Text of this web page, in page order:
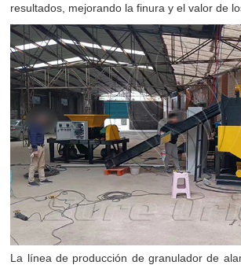
resultados, mejorando la finura y el valor de
La línea de producción de granulador de